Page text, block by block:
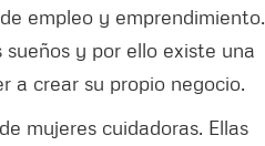
empleo y emprendimiento.
sueños y por ello existe una
a crear su propio negocio.
mujeres cuidadoras. Ellas